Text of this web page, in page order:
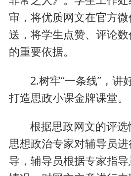
审，将优质网文在官方
送，将学生点赞、评论
的重要依据。
2.树牢“一条线”，讲
打造思政小课金牌课堂。
根据思政网文的评
思想政治专家对辅导员
导，辅导员根据专家指